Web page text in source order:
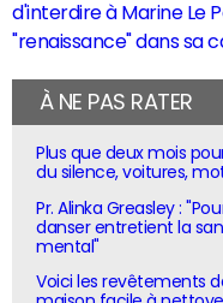
d'interdire à Marine Le
"renaissance" dans sa
À NE PAS RATER
Plus que deux mois
du silence, voitures,
Pr. Alinka Greasley :
danser entretient la
mental"
Voici les revêtements